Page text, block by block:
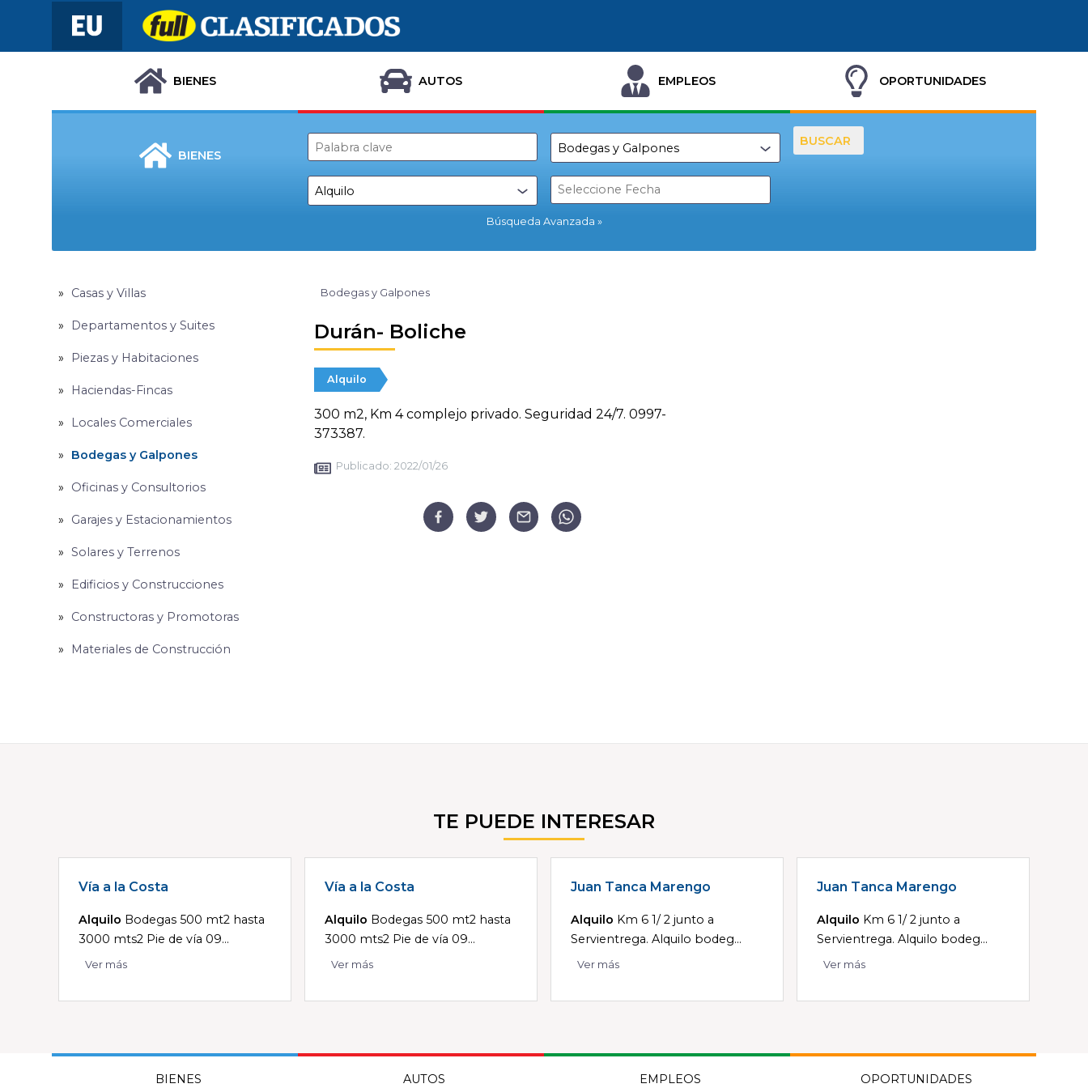
BIENES AUTOS EMPLEOS OPORTUNIDADES
BIENES
Búsqueda Avanzada
BUSCAR
Casas y Villas
Departamentos y Suites
Piezas y Habitaciones
Haciendas-Fincas
Locales Comerciales
Bodegas y Galpones
Oficinas y Consultorios
Garajes y Estacionamientos
Solares y Terrenos
Edificios y Construcciones
Constructoras y Promotoras
Materiales de Construcción
Bodegas y Galpones
Durán- Boliche
Alquilo
300 m2, Km 4 complejo privado. Seguridad 24/7. 0997-
373387.
Publicado: 2022/01/26
TE PUEDE INTERESAR
Vía a la Costa
Alquilo Bodegas 500 mt2 hasta
3000 mts2 Pie de vía 09...
Ver más
Vía a la Costa
Alquilo Bodegas 500 mt2 hasta
3000 mts2 Pie de vía 09...
Ver más
Juan Tanca Marengo
Alquilo Km 6 1/ 2 junto a
Servientrega. Alquilo bodeg...
Ver más
Juan Tanca Marengo
Alquilo Km 6 1/ 2 junto a
Servientrega. Alquilo bodeg...
Ver más
BIENES AUTOS EMPLEOS OPORTUNIDADES